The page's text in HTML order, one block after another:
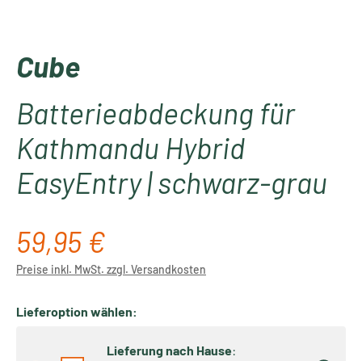
Cube
Batterieabdeckung für
Kathmandu Hybrid
EasyEntry | schwarz-grau
Regulärer Preis:
59,95 €
Preise inkl. MwSt. zzgl. Versandkosten
Lieferoption wählen:
Lieferung nach Hause: